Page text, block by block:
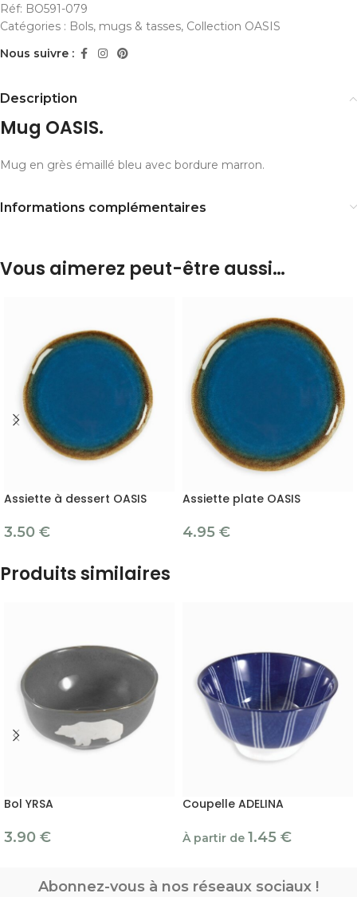
Réf: BO591-079
Catégories : Bols, mugs & tasses, Collection OASIS
Nous suivre :
Description
Mug OASIS.
Mug en grès émaillé bleu avec bordure marron.
Informations complémentaires
Vous aimerez peut-être aussi…
Assiette à dessert OASIS
3.50 €
Assiette plate OASIS
4.95 €
Produits similaires
Bol YRSA
3.90 €
Coupelle ADELINA
À partir de 1.45 €
Abonnez-vous à nos réseaux sociaux !